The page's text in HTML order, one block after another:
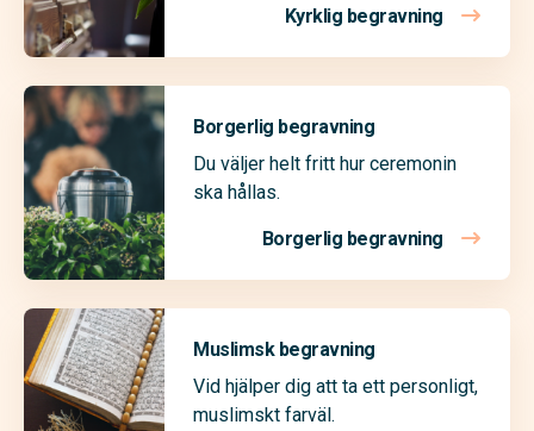
Kyrklig begravning
Borgerlig begravning
Du väljer helt fritt hur ceremonin
ska hållas.
Borgerlig begravning
Muslimsk begravning
Vid hjälper dig att ta ett personligt,
muslimskt farväl.